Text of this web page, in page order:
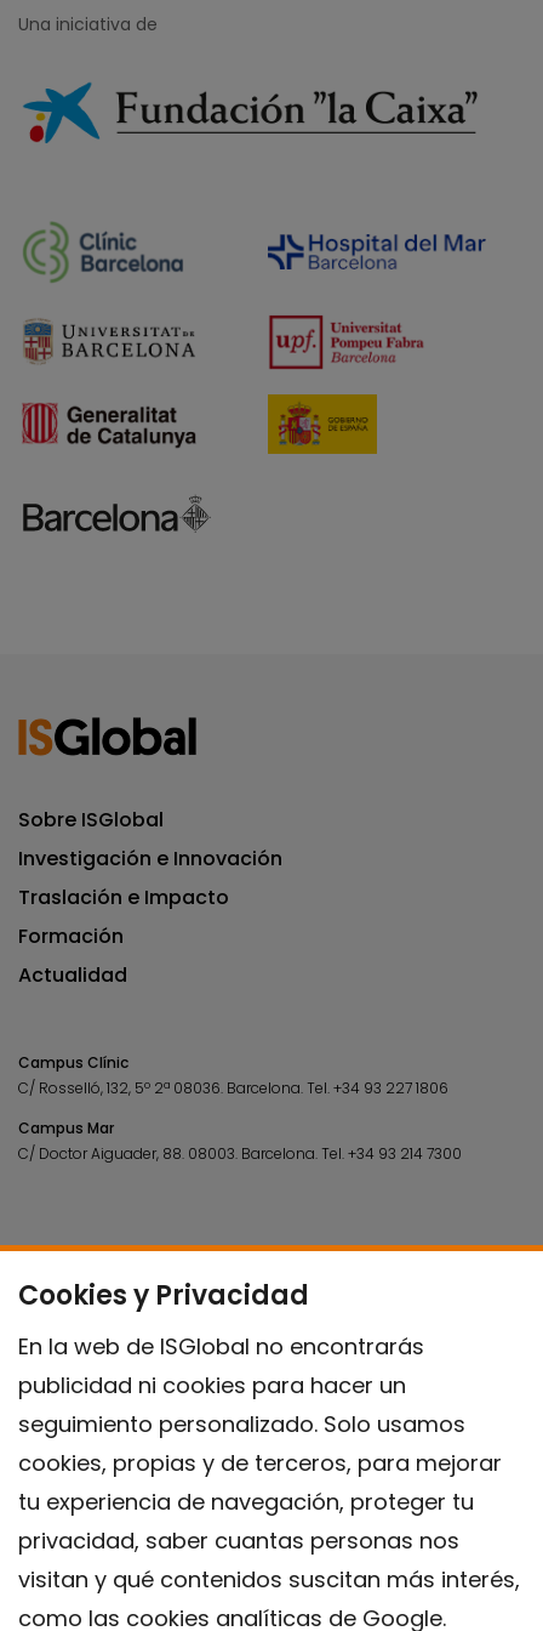
Cookies y Privacidad
En la web de ISGlobal no encontrarás
publicidad ni cookies para hacer un
seguimiento personalizado. Solo usamos
cookies, propias y de terceros, para mejorar
tu experiencia de navegación, proteger tu
privacidad, saber cuantas personas nos
visitan y qué contenidos suscitan más interés,
como las cookies analíticas de Google.
Una iniciativa de
Sobre ISGlobal
Investigación e Innovación
Traslación e Impacto
Formación
Actualidad
Campus Clínic
C/ Rosselló, 132, 5º 2ª 08036. Barcelona.Tel.+34 93 227 1806
Campus Mar
C/ Doctor Aiguader, 88. 08003. Barcelona.Tel.+34 93 214 7300